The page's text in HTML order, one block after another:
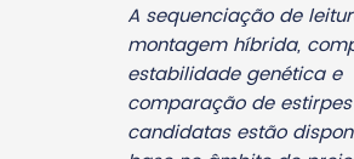
A sequenciação de
montagem híbrida,
estabilidade genética e
comparação de estirpes
candidatas estão